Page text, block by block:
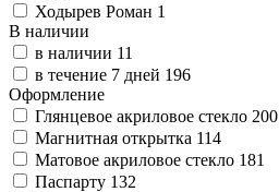
Ходырев Роман 1
В наличии
в наличии 11
в течение 7 дней 196
Оформление
Глянцевое акриловое стекло 200
Магнитная открытка 114
Матовое акриловое стекло 181
Паспарту 132